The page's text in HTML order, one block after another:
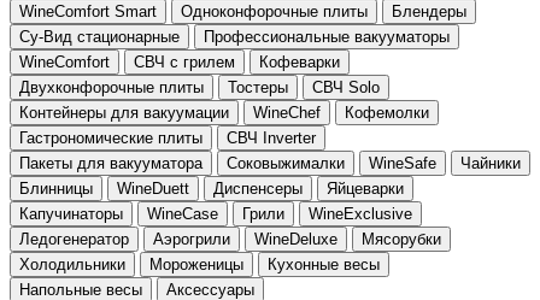
WineComfort Smart
Одноконфорочные плиты
Блендеры
Су-Вид стационарные
Профессиональные вакууматоры
WineComfort
СВЧ с грилем
Кофеварки
Двухконфорочные плиты
Тостеры
СВЧ Solo
Контейнеры для вакуумации
WineChef
Кофемолки
Гастрономические плиты
СВЧ Inverter
Пакеты для вакууматора
Соковыжималки WineSafe
Чайники
Блинницы
WineDuett Диспенсеры
Яйцеварки
Капучинаторы
WineCase Грили
WineExclusive
Ледогенератор
Аэрогрили WineDeluxe
Мясорубки
Холодильники
Мороженицы
Кухонные весы
Напольные весы
Аксессуары